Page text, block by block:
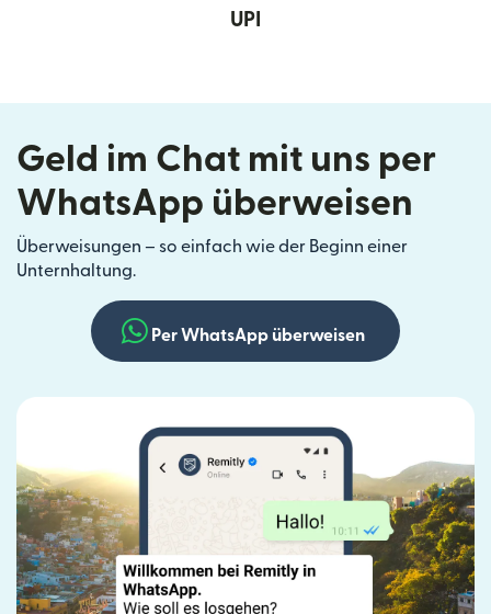
UPI
Geld im Chat mit uns per
WhatsApp überweisen
Überweisungen – so einfach wie der Beginn einer
Unternhaltung.
Per WhatsApp überweisen